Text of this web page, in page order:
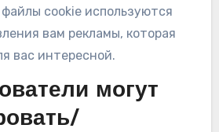
cookie используются
вам рекламы, которая
вас интересной.
могут